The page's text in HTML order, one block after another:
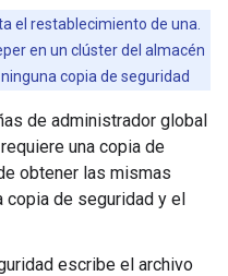
el restablecimiento de una.
en un clúster del almacén
copia de seguridad
de administrador global
una copia de
obtener las mismas
copia de seguridad y el
escribe el archivo